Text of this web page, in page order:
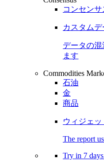
コンセンサ
カスタムデ
データの
ます
Commodities
石油
金
商品
ウィジェ
The report
Try in 7 days